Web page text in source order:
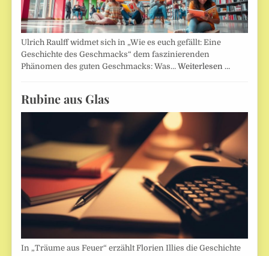
Ulrich Raulff widmet sich in „Wie es euch gefällt: Eine
Geschichte des Geschmacks“ dem faszinierenden
Phänomen des guten Geschmacks: Was…Weiterlesen …
Rubine aus Glas
In „Träume aus Feuer“ erzählt Florien Illies die Geschichte